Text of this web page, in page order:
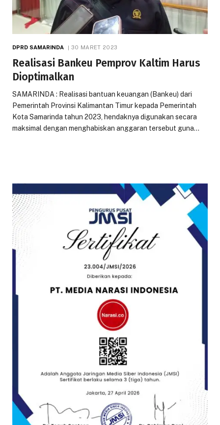
DPRD SAMARINDA 30 MARET 2023
Realisasi Bankeu Pemprov Kaltim Harus
Dioptimalkan
SAMARINDA : Realisasi bantuan keuangan (Bankeu) dari
Pemerintah Provinsi Kalimantan Timur kepada Pemerintah
Kota Samarinda tahun 2023, hendaknya digunakan secara
maksimal dengan menghabiskan anggaran tersebut guna…